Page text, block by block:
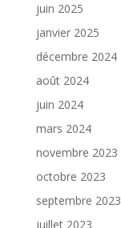
juin 2025
janvier 2025
décembre 2024
août 2024
juin 2024
mars 2024
novembre 2023
octobre 2023
septembre 2023
juillet 2023